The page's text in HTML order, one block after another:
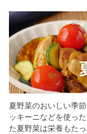
夏野菜のおいしい季
ッキーニなどを使っ
た夏野菜は栄養もた